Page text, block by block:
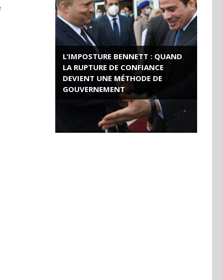
L’IMPOSTURE BENNETT : QUAND
LA RUPTURE DE CONFIANCE
DEVIENT UNE MÉTHODE DE
GOUVERNEMENT
ROSE VALLAND, HEROÏNE DE LA
RESISTANCE FRANÇAISE